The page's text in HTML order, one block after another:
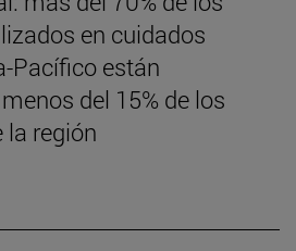
en cuidados
Pacífico están
del 15% de los
la región